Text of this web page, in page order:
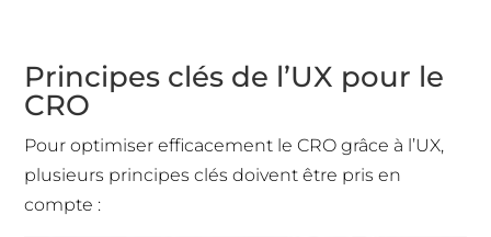
Principes clés de l’UX pour le
CRO
Pour optimiser efficacement le CRO grâce à l’UX,
plusieurs principes clés doivent être pris en
compte :